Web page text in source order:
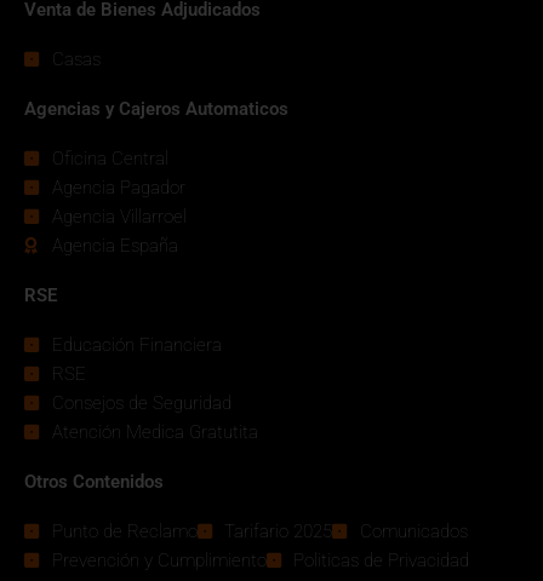
Venta de Bienes Adjudicados
Casas
Agencias y Cajeros Automaticos
Oficina Central
Agencia Pagador
Agencia Villarroel
Agencia España
RSE
Educación Financiera
RSE
Consejos de Seguridad
Atención Medica Gratutita
Otros Contenidos
Punto de Reclamo Tarifario 2025
Comunicados
Prevención y Cumplimiento
Politicas de Privacidad